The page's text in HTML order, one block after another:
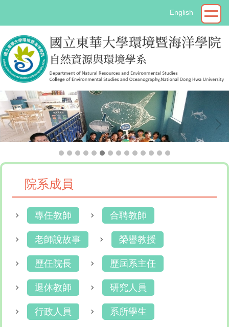
要
內
容
區
English
院系成員
專任教師 合聘教師
老師說故事 榮譽教授
歷任院長 歷屆系主任
退休教師 研究人員
行政人員 系所學生